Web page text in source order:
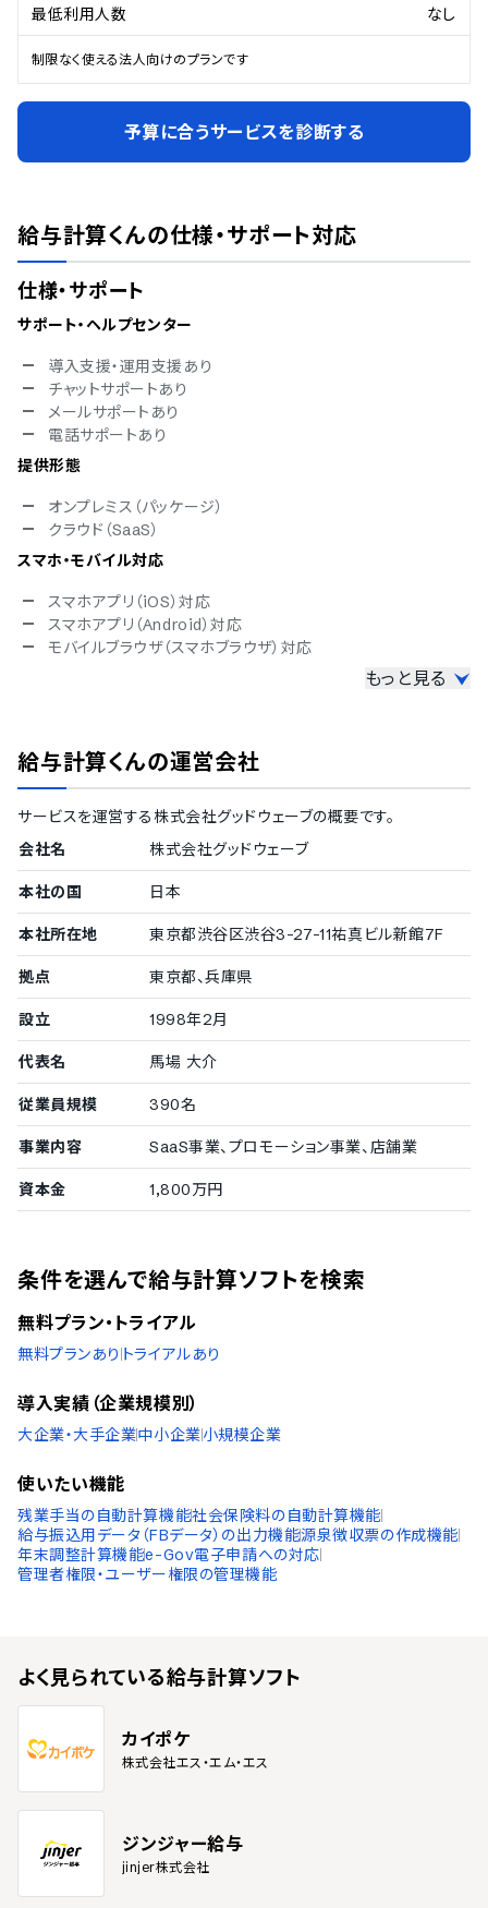
最低利用人数 なし
制限なく使える法人向けのプランです
予算に合うサービスを診断する
給与計算くんの仕様・サポート対応
仕様・サポート
サポート・ヘルプセンター
導入支援・運用支援あり
チャットサポートあり
メールサポートあり
電話サポートあり
提供形態
オンプレミス（パッケージ）
クラウド（SaaS）
スマホ・モバイル対応
スマホアプリ（iOS）対応
スマホアプリ（Android）対応
モバイルブラウザ（スマホブラウザ）対応
冗長化
通信の暗号化
IP制限
シングルサインオン
TRUSTe
ISO 9001（品質マネジメント）
ISO/IEC 27017（クラウドサービスセキュリティ）
対応言語
中国語
英語
スペイン語
タイ語
インドネシア語
もっと見る
給与計算くんの運営会社
サービスを運営する株式会社グッドウェーブの概要です。
会社名
株式会社グッドウェーブ
本社の国 日本
本社所在地 東京都渋谷区渋谷3-27-11祐真ビル新館7F
拠点 東京都、兵庫県
設立 1998年2月
代表名 馬場 大介
従業員規模 390名
事業内容 SaaS事業、プロモーション事業、店舗業
資本金 1,800万円
条件を選んで給与計算ソフトを検索
無料プラン・トライアル
無料プランあり トライアルあり
導入実績（企業規模別）
大企業・大手企業中小企業小規模企業
使いたい機能
残業手当の自動計算機能社会保険料の自動計算機能
給与振込用データ（FBデータ）の出力機能源泉徴収票の作成機能
年末調整計算機能e-Gov電子申請への対応
管理者権限・ユーザー権限の管理機能
よく見られている給与計算ソフト
カイポケ
株式会社エス・エム・エス
ジンジャー給与
jinjer株式会社